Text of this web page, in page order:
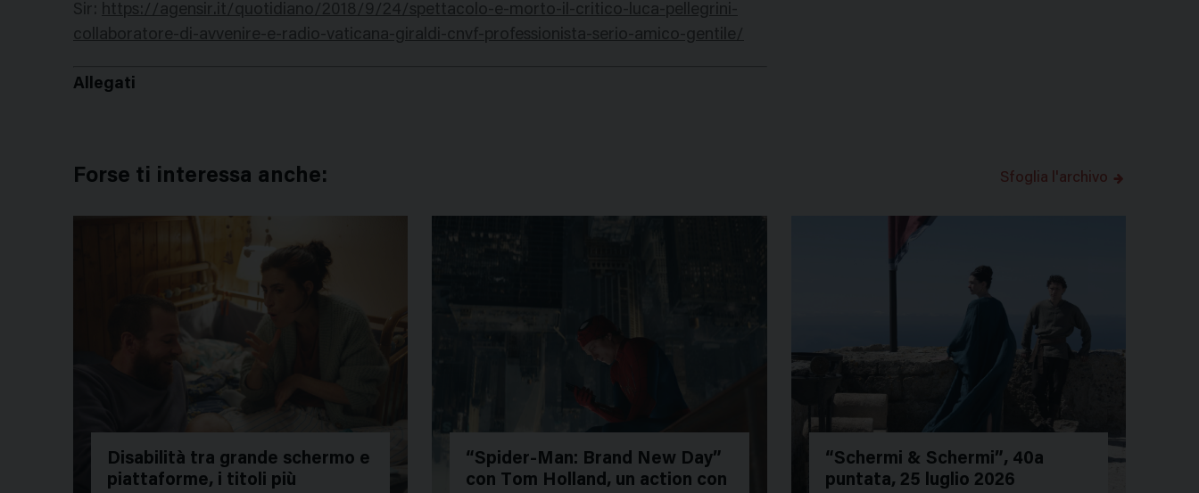
Sir:
https://agensir.it/quotidiano/2018/9/24/spettacolo-e-morto-il-critico-luca-pellegrini-
collaboratore-di-avvenire-e-radio-vaticana-giraldi-cnvf-professionista-serio-amico-gentile/
Allegati
Forse ti interessa anche: Sfoglia l'archivo
Disabilità tra grande schermo e
piattaforme, i titoli più
“Spider-Man: Brand New Day”
con Tom Holland, un action con
“Schermi & Schermi”, 40a
puntata, 25 luglio 2026